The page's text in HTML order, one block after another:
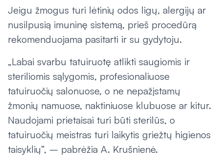
Jeigu žmogus turi lėtinių odos ligų, alergijų ar
nusilpusią imuninę sistemą, prieš procedūrą
rekomenduojama pasitarti ir su gydytoju.
„Labai svarbu tatuiruotę atlikti saugiomis ir
steriliomis sąlygomis, profesionaliuose
tatuiruočių salonuose, o ne nepažįstamų
žmonių namuose, naktiniuose klubuose ar kitur.
Naudojami prietaisai turi būti sterilūs, o
tatuiruočių meistras turi laikytis griežtų higienos
taisyklių“, – pabrėžia A. Krušnienė.